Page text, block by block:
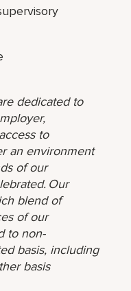
dedicated to
to
an environment
of our
Our
blend of
of our
to non-
basis, including
basis